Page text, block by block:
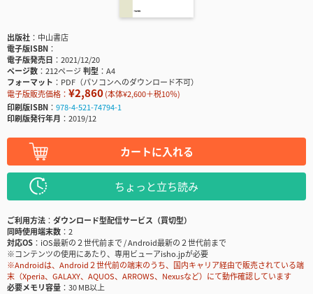
出版社
中山書店
電子版ISBN
電子版発売日
2021/12/20
ページ数
212ページ判型
A4
フォーマット
PDF（パソコンへのダウンロード不可）
電子版販売価格： ¥2,860(本体¥2,600＋税10％)
印刷版ISBN
978-4-521-74794-1
印刷版発行年月
2019/12
カートに入れる
ちょっと立ち読み
ご利用方法
ダウンロード型配信サービス（買切型）
同時使用端末数
2
対応OS
iOS最新の２世代前まで / Android最新の２世代前まで
※コンテンツの使用にあたり、専用ビューアisho.jpが必要
※Androidは、Android２世代前の端末のうち、国内キャリア経由で販売されている端
末（Xperia、GALAXY、AQUOS、ARROWS、Nexusなど）にて動作確認しています
必要メモリ容量
30 MB以上